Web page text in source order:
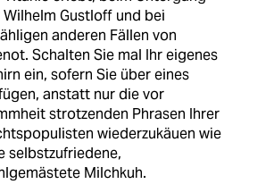
Gustloff und bei
anderen Fällen von
Schalten Sie mal Ihr eigenes
ein, sofern Sie über eines
anstatt nur die vor
strotzenden Phrasen Ihrer
wiederzukäuen wie
selbstzufriedene,
Milchkuh.